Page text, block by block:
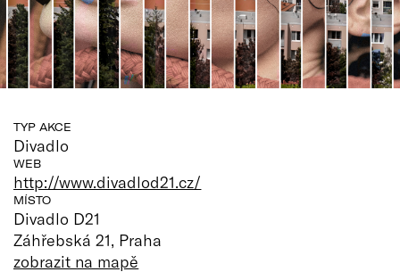
TYP AKCE
Divadlo
WEB
http://www.divadlod21.cz/
MÍSTO
Divadlo D21
Záhřebská 21, Praha
zobrazit na mapě